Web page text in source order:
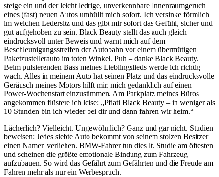
steige ein und der leicht ledrige, unverkennbare Innenraumgeruch
eines (fast) neuen Autos umhüllt mich sofort. Ich versinke förmlich
im weichen Ledersitz und das gibt mir sofort das Gefühl, sicher und
gut aufgehoben zu sein. Black Beauty stellt das auch gleich
eindrucksvoll unter Beweis und warnt mich auf dem
Beschleunigungsstreifen der Autobahn vor einem übermütigen
Paketzustellerauto im toten Winkel. Puh – danke Black Beauty.
Beim pulsierenden Bass meines Lieblingslieds werde ich richtig
wach. Alles in meinem Auto hat seinen Platz und das eindrucksvolle
Geräusch meines Motors hilft mir, mich gedanklich auf einen
Power-Wochenstart einzustimmen. Am Parkplatz meines Büros
angekommen flüstere ich leise: „Pfiati Black Beauty – in weniger als
10 Stunden bin ich wieder bei dir und dann fahren wir heim.“
Lächerlich? Vielleicht. Ungewöhnlich? Ganz und gar nicht. Studien
beweisen: Jedes siebte Auto bekommt von seinem stolzen Besitzer
einen Namen verliehen. BMW-Fahrer tun dies lt. Studie am öftesten
und scheinen die größte emotionale Bindung zum Fahrzeug
aufzubauen. So wird das Gefährt zum Gefährten und die Freude am
Fahren mehr als nur ein Werbespruch.